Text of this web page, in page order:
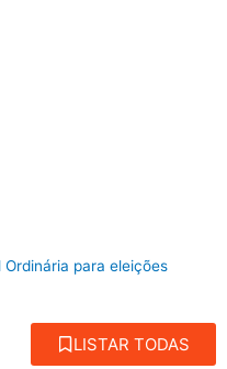
Ordinária para eleições
LISTAR TODAS